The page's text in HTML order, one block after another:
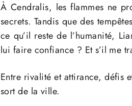
À Cendralis, les flammes ne
secrets. Tandis que des
ce qu’il reste de l’humanité,
lui faire confiance ? Et s’il me
Entre rivalité et attirance, défis
sort de la ville.